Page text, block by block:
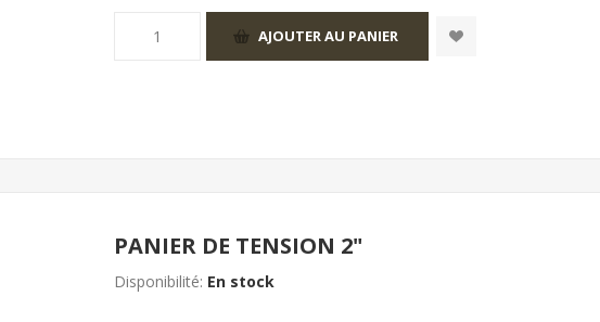
PANIER DE TENSION 2"
Disponibilité: En stock